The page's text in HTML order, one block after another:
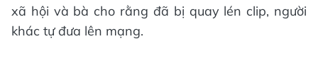
xã hội và bà cho rằng đã bị quay lén clip, người
khác tự đưa lên mạng.